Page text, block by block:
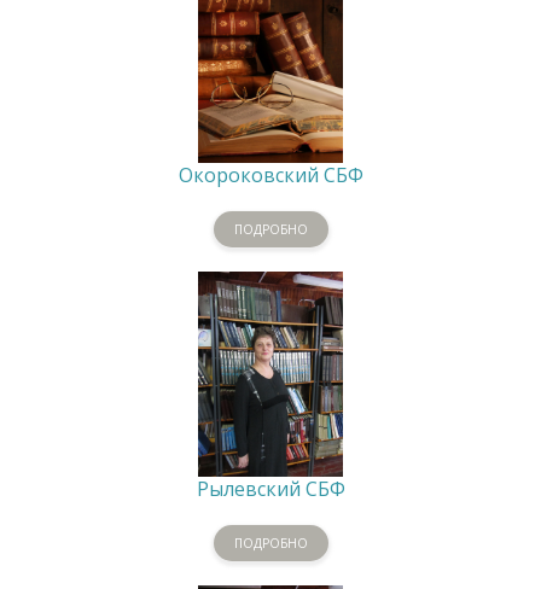
Окороковский СБФ
ПОДРОБНО
Рылевский СБФ
ПОДРОБНО